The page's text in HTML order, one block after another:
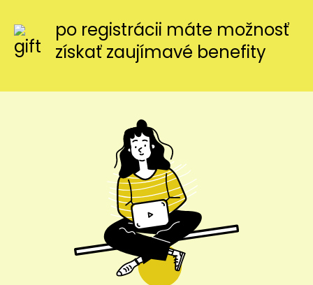
po registrácii máte možnosť
získať zaujímavé benefity